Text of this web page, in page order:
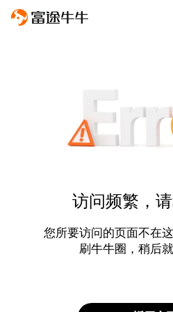
访问频繁，
您所要访问的页面不在
刷牛牛圈，稍后